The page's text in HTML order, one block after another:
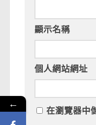
顯示名稱
個人網站網址
在瀏覽器中
←